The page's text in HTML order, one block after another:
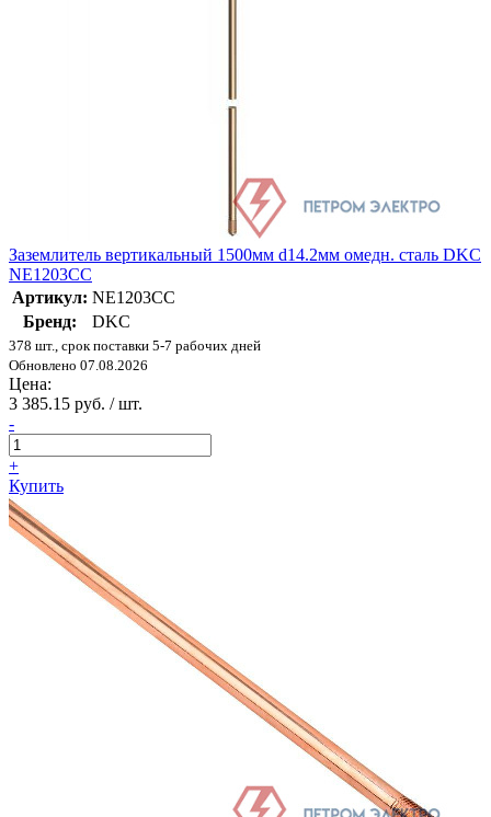
Заземлитель вертикальный 1500мм d14.2мм омедн. сталь DKC
NE1203CC
Артикул: NE1203CC
Бренд:
DKC
378 шт., срок поставки 5-7 рабочих дней
Обновлено 07.08.2026
Цена:
3 385.15 руб. / шт.
-
+
Купить